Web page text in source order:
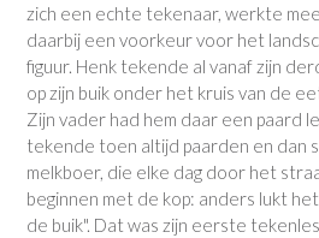
zich een echte tekenaar, werkte
daarbij een voorkeur voor het
figuur. Henk tekende al vanaf zijn
op zijn buik onder het kruis van de
Zijn vader had hem daar een paard
tekende toen altijd paarden en dan
melkboer, die elke dag door het
beginnen met de kop: anders lukt
de buik". Dat was zijn eerste